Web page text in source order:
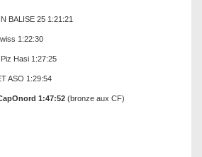
BALISE 25 1:21:21
1:22:30
Hasi 1:27:25
ASO 1:29:54
1:47:52 (bronze aux CF)